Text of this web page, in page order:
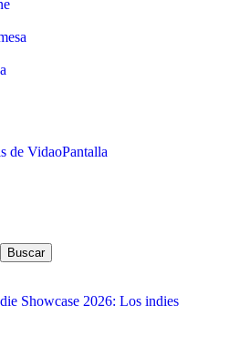
de VidaoPantalla
Buscar
Showcase 2026: Los indies